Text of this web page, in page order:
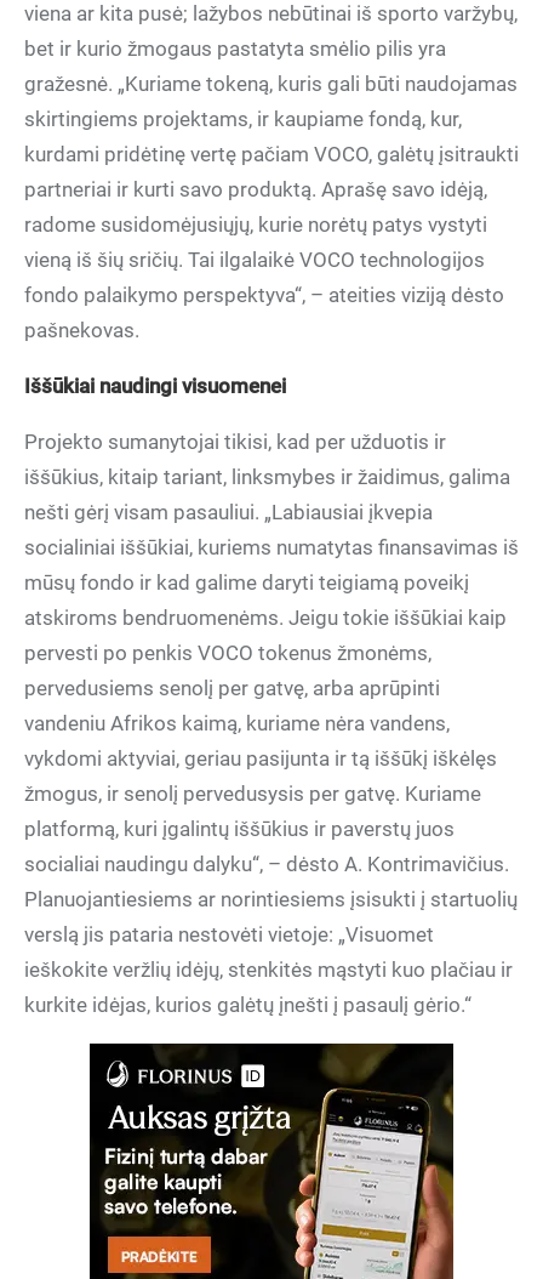
viena ar kita pusė; lažybos nebūtinai iš sporto varžybų,
bet ir kurio žmogaus pastatyta smėlio pilis yra
gražesnė. „Kuriame tokeną, kuris gali būti naudojamas
skirtingiems projektams, ir kaupiame fondą, kur,
kurdami pridėtinę vertę pačiam VOCO, galėtų įsitraukti
partneriai ir kurti savo produktą. Aprašę savo idėją,
radome susidomėjusiųjų, kurie norėtų patys vystyti
vieną iš šių sričių. Tai ilgalaikė VOCO technologijos
fondo palaikymo perspektyva“, – ateities viziją dėsto
pašnekovas.
Iššūkiai naudingi visuomenei
Projekto sumanytojai tikisi, kad per užduotis ir
iššūkius, kitaip tariant, linksmybes ir žaidimus, galima
nešti gėrį visam pasauliui. „Labiausiai įkvepia
socialiniai iššūkiai, kuriems numatytas finansavimas iš
mūsų fondo ir kad galime daryti teigiamą poveikį
atskiroms bendruomenėms. Jeigu tokie iššūkiai kaip
pervesti po penkis VOCO tokenus žmonėms,
pervedusiems senolį per gatvę, arba aprūpinti
vandeniu Afrikos kaimą, kuriame nėra vandens,
vykdomi aktyviai, geriau pasijunta ir tą iššūkį iškėlęs
žmogus, ir senolį pervedusysis per gatvę. Kuriame
platformą, kuri įgalintų iššūkius ir paverstų juos
socialiai naudingu dalyku“, – dėsto A. Kontrimavičius.
Planuojantiesiems ar norintiesiems įsisukti į startuolių
verslą jis pataria nestovėti vietoje: „Visuomet
ieškokite veržlių idėjų, stenkitės mąstyti kuo plačiau ir
kurkite idėjas, kurios galėtų įnešti į pasaulį gėrio.“